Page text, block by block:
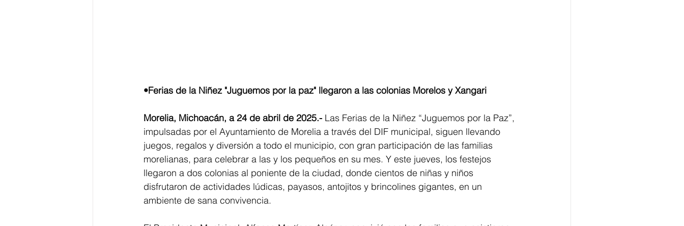
•Ferias de la Niñez "Juguemos por la paz" llegaron a las colonias Morelos y Xangari
Morelia, Michoacán, a 24 de abril de 2025.- Las Ferias de la Niñez “Juguemos por la Paz”,
impulsadas por el Ayuntamiento de Morelia a través del DIF municipal, siguen llevando
juegos, regalos y diversión a todo el municipio, con gran participación de las familias
morelianas, para celebrar a las y los pequeños en su mes. Y este jueves, los festejos
llegaron a dos colonias al poniente de la ciudad, donde cientos de niñas y niños
disfrutaron de actividades lúdicas, payasos, antojitos y brincolines gigantes, en un
ambiente de sana convivencia.